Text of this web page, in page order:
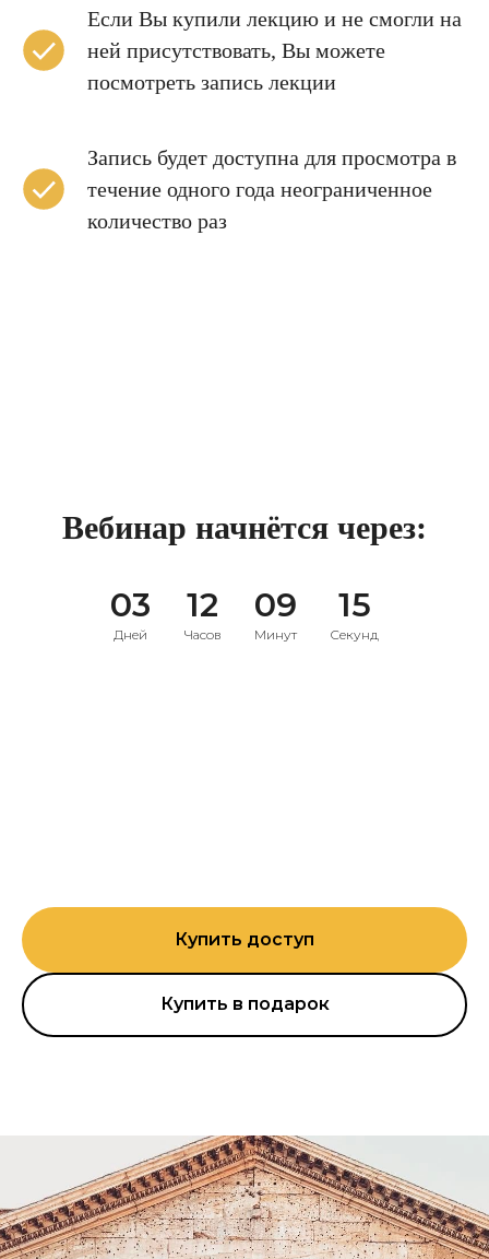
Если Вы купили лекцию и не смогли на
ней присутствовать, Вы можете
посмотреть запись лекции
Запись будет доступна для просмотра в
течение одного года неограниченное
количество раз
Вебинар начнётся через:
03
Дней
12
Часов
09
Минут
14
Секунд
Купить доступ
Купить в подарок